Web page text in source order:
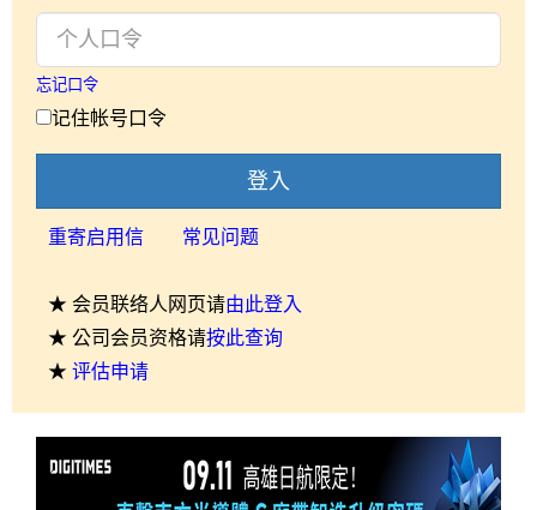
忘记口令
记住帐号口令
登入
重寄启用信 常见问题
★ 会员联络人网页请由此登入
★ 公司会员资格请按此查询
★ 评估申请